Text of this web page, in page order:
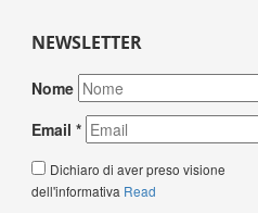
NEWSLETTER